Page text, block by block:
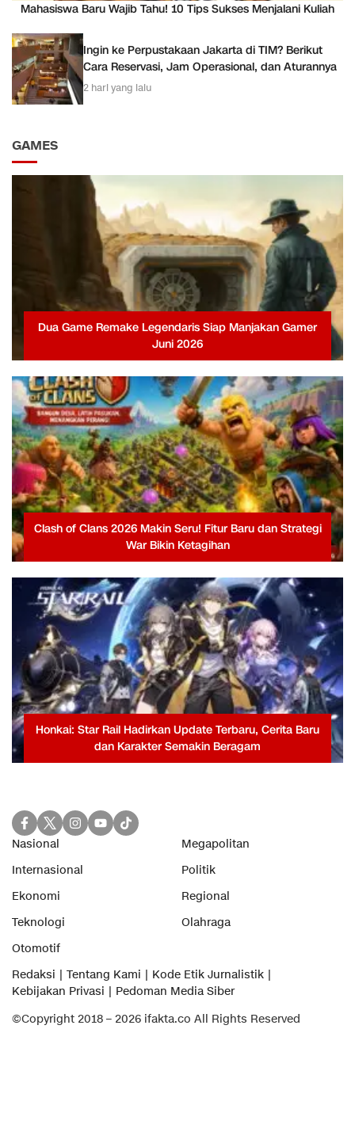
Mahasiswa Baru Wajib Tahu! 10 Tips Sukses Menjalani Kuliah
Ingin ke Perpustakaan Jakarta di TIM? Berikut
Cara Reservasi, Jam Operasional, dan Aturannya
2 hari yang lalu
GAMES
Dua Game Remake Legendaris Siap Manjakan Gamer
Juni 2026
Clash of Clans 2026 Makin Seru! Fitur Baru dan Strategi
War Bikin Ketagihan
Honkai: Star Rail Hadirkan Update Terbaru, Cerita Baru
dan Karakter Semakin Beragam
Nasional
Megapolitan
Internasional
Politik
Ekonomi
Regional
Teknologi
Olahraga
Otomotif
Redaksi
Tentang Kami
Kode Etik Jurnalistik
Kebijakan Privasi
Pedoman Media Siber
©Copyright 2018 – 2026 ifakta.co All Rights Reserved